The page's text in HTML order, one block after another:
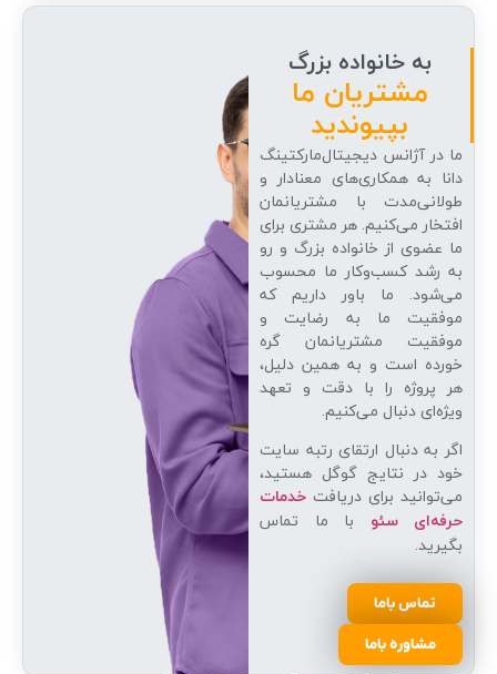
به خانواده بزرگ
مشتریان ما
بپیوندید
ما در آژانس دیجیتال‌مارکتینگ
دانا به همکاری‌های معنادار و
طولانی‌مدت با مشتریانمان
افتخار می‌کنیم. هر مشتری برای
ما عضوی از خانواده بزرگ و رو
به رشد کسب‌وکار ما محسوب
می‌شود. ما باور داریم که
موفقیت ما به رضایت و
موفقیت مشتریانمان گره
خورده است و به همین دلیل،
هر پروژه را با دقت و تعهد
ویژه‌ای دنبال می‌کنیم.
اگر به دنبال ارتقای رتبه سایت
خود در نتایج گوگل هستید،
می‌توانید برای دریافت خدمات
حرفه‌ای سئو
با ما تماس
بگیرید.
تماس باما
مشاوره باما